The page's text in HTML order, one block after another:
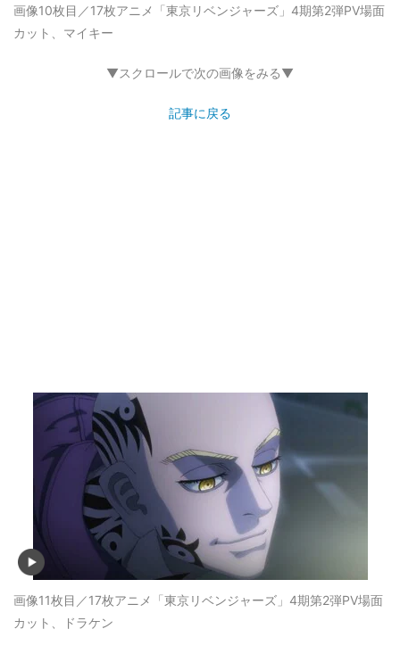
画像10枚目／17枚アニメ「東京リベンジャーズ」4期第2弾PV場面
カット、マイキー
▼スクロールで次の画像をみる▼
記事に戻る
画像11枚目／17枚アニメ「東京リベンジャーズ」4期第2弾PV場面
カット、ドラケン